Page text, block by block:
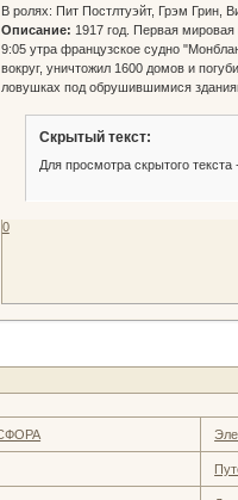
В ролях: Пит Постлтуэйт, Грэм Грин,
Описание: 1917 год. Первая
9:05 утра французское судно
вокруг, уничтожил 1600 домов и
ловушках под обрушившимися
Скрытый текст:
Для просмотра скрытого текста
0